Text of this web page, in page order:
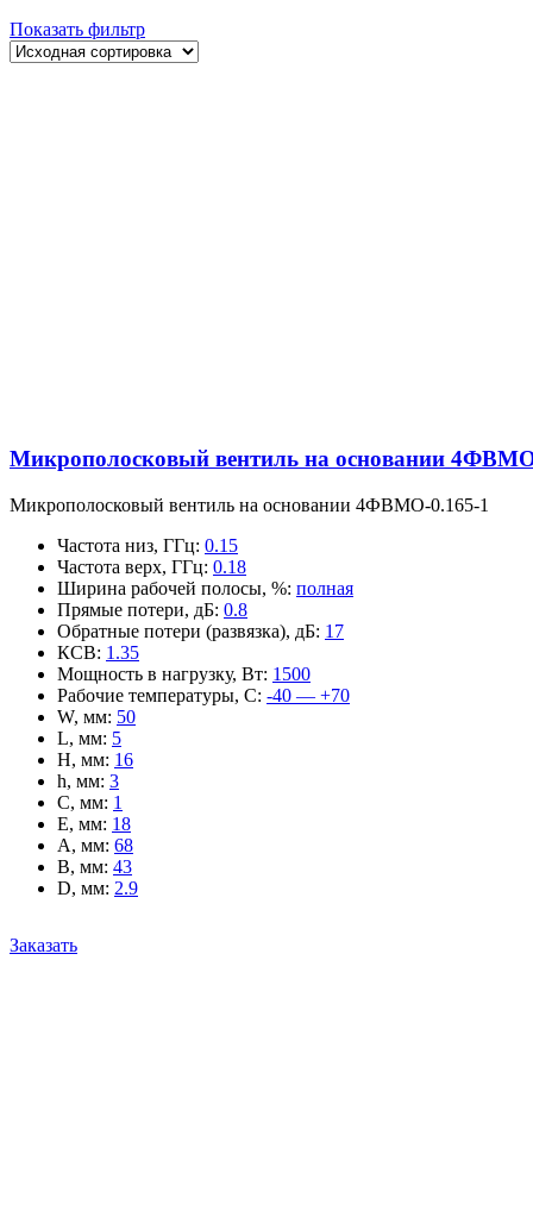
Показать фильтр
Микрополосковый вентиль на основании
Микрополосковый вентиль на основании 4ФВМO-0.165-1
Частота низ, ГГц: 0.15
Частота верх, ГГц: 0.18
Ширина рабочей полосы, %: полная
Прямые потери, дБ: 0.8
Обратные потери (развязка), дБ: 17
КСВ: 1.35
Мощность в нагрузку, Вт: 1500
Рабочие температуры, С: -40 — +70
W, мм: 50
L, мм: 5
H, мм: 16
h, мм: 3
C, мм: 1
E, мм: 18
A, мм: 68
B, мм: 43
D, мм: 2.9
Заказать